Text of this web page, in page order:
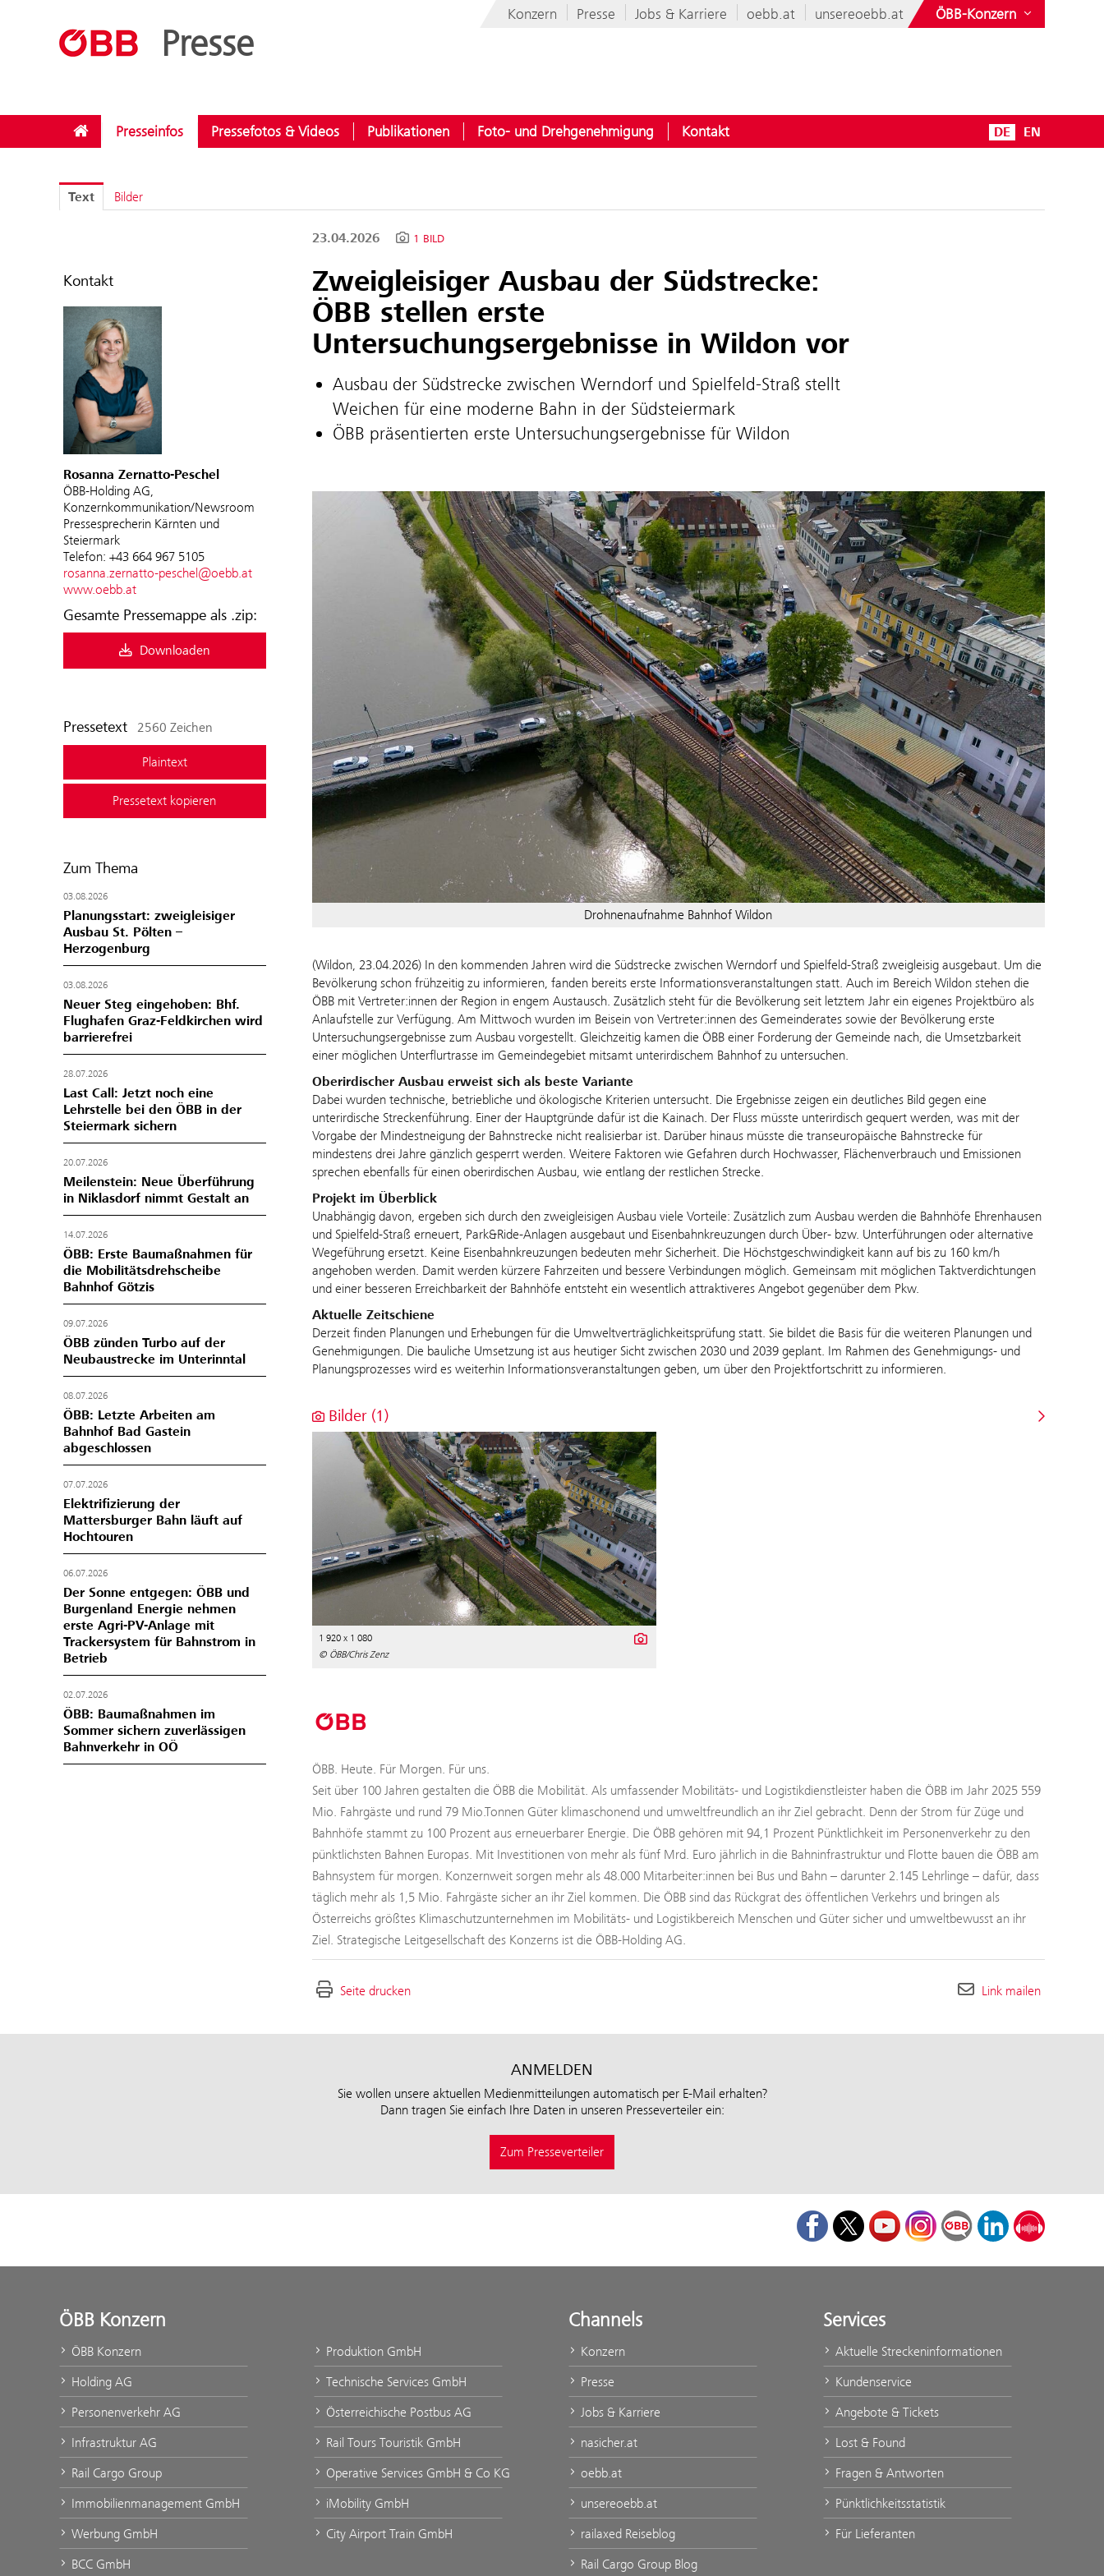
Presse
Konzern Presse Jobs & Karriere oebb.at unsereoebb.at ÖBB-Konzern
Presseinfos Pressefotos & Videos Publikationen Foto- und Drehgenehmigung Kontakt DE EN
Text Bilder
Kontakt
Rosanna Zernatto-Peschel
ÖBB-Holding AG,
Konzernkommunikation/Newsroom
Pressesprecherin Kärnten und
Steiermark
Telefon: +43 664 967 5105
rosanna.zernatto-peschel@oebb.at
www.oebb.at
Gesamte Pressemappe als .zip:
Downloaden
Pressetext 2560 Zeichen
Plaintext
Pressetext kopieren
Zum Thema
03.08.2026
Planungsstart: zweigleisiger
Ausbau St. Pölten –
Herzogenburg
03.08.2026
Neuer Steg eingehoben: Bhf.
Flughafen Graz-Feldkirchen wird
barrierefrei
28.07.2026
Last Call: Jetzt noch eine
Lehrstelle bei den ÖBB in der
Steiermark sichern
20.07.2026
Meilenstein: Neue Überführung
in Niklasdorf nimmt Gestalt an
14.07.2026
ÖBB: Erste Baumaßnahmen für
die Mobilitätsdrehscheibe
Bahnhof Götzis
09.07.2026
ÖBB zünden Turbo auf der
Neubaustrecke im Unterinntal
08.07.2026
ÖBB: Letzte Arbeiten am
Bahnhof Bad Gastein
abgeschlossen
07.07.2026
Elektrifizierung der
Mattersburger Bahn läuft auf
Hochtouren
06.07.2026
Der Sonne entgegen: ÖBB und
Burgenland Energie nehmen
erste Agri-PV-Anlage mit
Trackersystem für Bahnstrom in
Betrieb
02.07.2026
ÖBB: Baumaßnahmen im
Sommer sichern zuverlässigen
Bahnverkehr in OÖ
23.04.2026 1 BILD
Zweigleisiger Ausbau der Südstrecke:
ÖBB stellen erste
Untersuchungsergebnisse in Wildon vor
Ausbau der Südstrecke zwischen Werndorf und Spielfeld-Straß stellt
Weichen für eine moderne Bahn in der Südsteiermark
ÖBB präsentierten erste Untersuchungsergebnisse für Wildon
Drohnenaufnahme Bahnhof Wildon
(Wildon, 23.04.2026) In den kommenden Jahren wird die Südstrecke zwischen Werndorf und Spielfeld-Straß zweigleisig ausgebaut. Um die
Bevölkerung schon frühzeitig zu informieren, fanden bereits erste Informationsveranstaltungen statt. Auch im Bereich Wildon stehen die
ÖBB mit Vertreter:innen der Region in engem Austausch. Zusätzlich steht für die Bevölkerung seit letztem Jahr ein eigenes Projektbüro als
Anlaufstelle zur Verfügung. Am Mittwoch wurden im Beisein von Vertreter:innen des Gemeinderates sowie der Bevölkerung erste
Untersuchungsergebnisse zum Ausbau vorgestellt. Gleichzeitig kamen die ÖBB einer Forderung der Gemeinde nach, die Umsetzbarkeit
einer möglichen Unterflurtrasse im Gemeindegebiet mitsamt unterirdischem Bahnhof zu untersuchen.
Oberirdischer Ausbau erweist sich als beste Variante
Dabei wurden technische, betriebliche und ökologische Kriterien untersucht. Die Ergebnisse zeigen ein deutliches Bild gegen eine
unterirdische Streckenführung. Einer der Hauptgründe dafür ist die Kainach. Der Fluss müsste unterirdisch gequert werden, was mit der
Vorgabe der Mindestneigung der Bahnstrecke nicht realisierbar ist. Darüber hinaus müsste die transeuropäische Bahnstrecke für
mindestens drei Jahre gänzlich gesperrt werden. Weitere Faktoren wie Gefahren durch Hochwasser, Flächenverbrauch und Emissionen
sprechen ebenfalls für einen oberirdischen Ausbau, wie entlang der restlichen Strecke.
Projekt im Überblick
Unabhängig davon, ergeben sich durch den zweigleisigen Ausbau viele Vorteile: Zusätzlich zum Ausbau werden die Bahnhöfe Ehrenhausen
und Spielfeld-Straß erneuert, Park&Ride-Anlagen ausgebaut und Eisenbahnkreuzungen durch Über- bzw. Unterführungen oder alternative
Wegeführung ersetzt. Keine Eisenbahnkreuzungen bedeuten mehr Sicherheit. Die Höchstgeschwindigkeit kann auf bis zu 160 km/h
angehoben werden. Damit werden kürzere Fahrzeiten und bessere Verbindungen möglich. Gemeinsam mit möglichen Taktverdichtungen
und einer besseren Erreichbarkeit der Bahnhöfe entsteht ein wesentlich attraktiveres Angebot gegenüber dem Pkw.
Aktuelle Zeitschiene
Derzeit finden Planungen und Erhebungen für die Umweltverträglichkeitsprüfung statt. Sie bildet die Basis für die weiteren Planungen und
Genehmigungen. Die bauliche Umsetzung ist aus heutiger Sicht zwischen 2030 und 2039 geplant. Im Rahmen des Genehmigungs- und
Planungsprozesses wird es weiterhin Informationsveranstaltungen geben, um über den Projektfortschritt zu informieren.
Bilder (1)
1 920 x 1 080
© ÖBB/Chris Zenz
ÖBB. Heute. Für Morgen. Für uns.
Seit über 100 Jahren gestalten die ÖBB die Mobilität. Als umfassender Mobilitäts- und Logistikdienstleister haben die ÖBB im Jahr 2025 559
Mio. Fahrgäste und rund 79 Mio.Tonnen Güter klimaschonend und umweltfreundlich an ihr Ziel gebracht. Denn der Strom für Züge und
Bahnhöfe stammt zu 100 Prozent aus erneuerbarer Energie. Die ÖBB gehören mit 94,1 Prozent Pünktlichkeit im Personenverkehr zu den
pünktlichsten Bahnen Europas. Mit Investitionen von mehr als fünf Mrd. Euro jährlich in die Bahninfrastruktur und Flotte bauen die ÖBB am
Bahnsystem für morgen. Konzernweit sorgen mehr als 48.000 Mitarbeiter:innen bei Bus und Bahn – darunter 2.145 Lehrlinge – dafür, dass
täglich mehr als 1,5 Mio. Fahrgäste sicher an ihr Ziel kommen. Die ÖBB sind das Rückgrat des öffentlichen Verkehrs und bringen als
Österreichs größtes Klimaschutzunternehmen im Mobilitäts- und Logistikbereich Menschen und Güter sicher und umweltbewusst an ihr
Ziel. Strategische Leitgesellschaft des Konzerns ist die ÖBB-Holding AG.
Seite drucken Link mailen
ANMELDEN
Sie wollen unsere aktuellen Medienmitteilungen automatisch per E-Mail erhalten?
Dann tragen Sie einfach Ihre Daten in unseren Presseverteiler ein:
Zum Presseverteiler
FacebookTwitterYoutubeInstagramÖBB Corporate Blog
LinkedInPodcast
ÖBB Konzern
ÖBB Konzern
Holding AG
Personenverkehr AG
Infrastruktur AG
Rail Cargo Group
Immobilienmanagement GmbH
Werbung GmbH
BCC GmbH
Produktion GmbH
Technische Services GmbH
Österreichische Postbus AG
Rail Tours Touristik GmbH
Operative Services GmbH & Co KG
iMobility GmbH
City Airport Train GmbH
Channels
Konzern
Presse
Jobs & Karriere
nasicher.at
oebb.at
unsereoebb.at
railaxed Reiseblog
Rail Cargo Group Blog
Services
Aktuelle Streckeninformationen
Kundenservice
Angebote & Tickets
Lost & Found
Fragen & Antworten
Pünktlichkeitsstatistik
Für Lieferanten